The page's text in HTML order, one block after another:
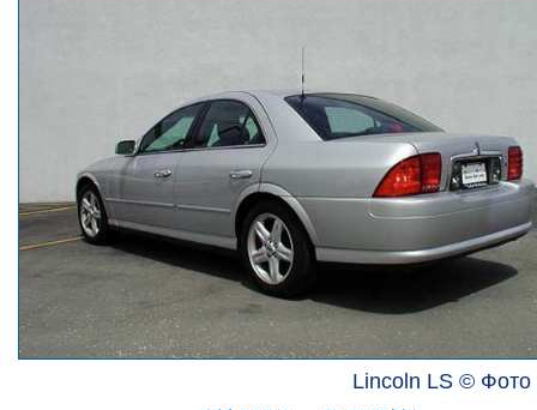
Lincoln LS © Фото